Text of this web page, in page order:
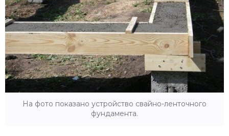
На фото показано устройство свайно-ленточного
фундамента.